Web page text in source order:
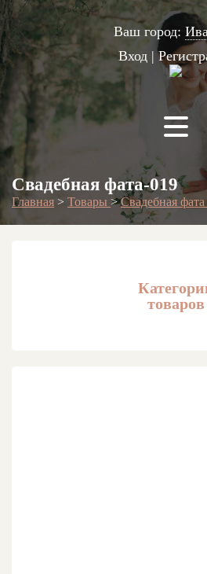
Ваш город:
Вход|
Свадебная фата-019
Главная > Товары > Свадебная фата
товаров